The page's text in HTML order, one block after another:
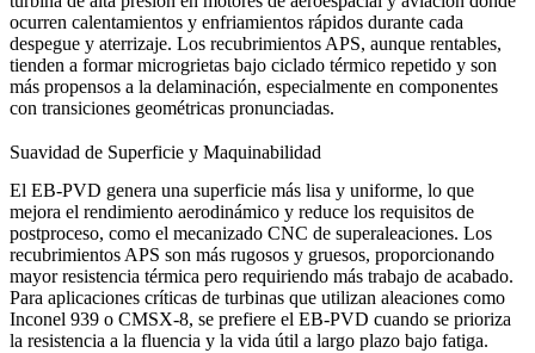
ocurren calentamientos y enfriamientos rápidos durante cada
despegue y aterrizaje. Los recubrimientos APS, aunque rentables,
tienden a formar microgrietas bajo ciclado térmico repetido y son
más propensos a la delaminación, especialmente en componentes
con transiciones geométricas pronunciadas.
Suavidad de Superficie y Maquinabilidad
El EB-PVD genera una superficie más lisa y uniforme, lo que
mejora el rendimiento aerodinámico y reduce los requisitos de
postproceso, como el mecanizado CNC de superaleaciones. Los
recubrimientos APS son más rugosos y gruesos, proporcionando
mayor resistencia térmica pero requiriendo más trabajo de acabado.
Para aplicaciones críticas de turbinas que utilizan aleaciones como
Inconel 939 o CMSX-8, se prefiere el EB-PVD cuando se prioriza
la resistencia a la fluencia y la vida útil a largo plazo bajo fatiga.